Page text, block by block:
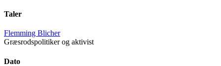
Taler
Flemming Blicher
Græsrodspolitiker og aktivist
Dato